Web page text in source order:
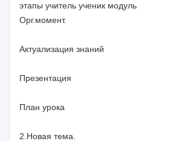
этапы учитель ученик модуль
Орг.момент.
Актуализация знаний
Презентация
План урока
2.Новая тема.